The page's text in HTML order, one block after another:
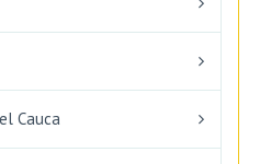
Cauca